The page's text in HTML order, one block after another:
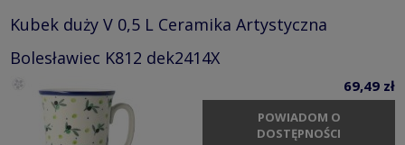
Kubek duży V 0,5 L Ceramika Artystyczna
Bolesławiec K812 dek2414X
69,49 zł
POWIADOM O
DOSTĘPNOŚCI